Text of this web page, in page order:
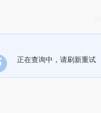
正在查询中，请刷新重试